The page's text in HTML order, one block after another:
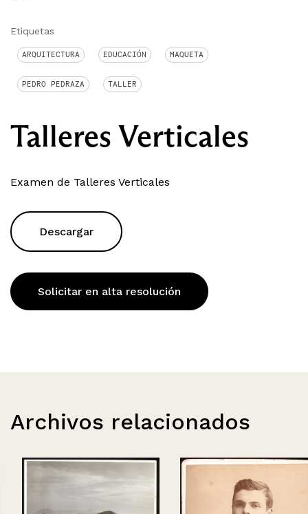
Etiquetas
ARQUITECTURA EDUCACIÓN MAQUETA
PEDRO PEDRAZA TALLER
Talleres Verticales
Examen de Talleres Verticales
Descargar
Solicitar en alta resolución
Archivos relacionados